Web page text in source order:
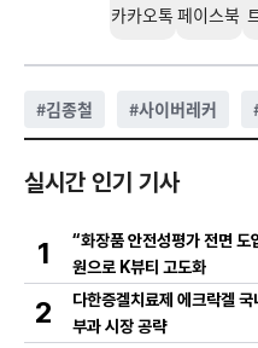
카카오톡 페이스북
#김종철 #사이버레커
실시간 인기 기사
1
“화장품 안전성평가 전면 도
원으로 K뷰티 고도화
2
다한증겔치료제 에크락겔
부과 시장 공략